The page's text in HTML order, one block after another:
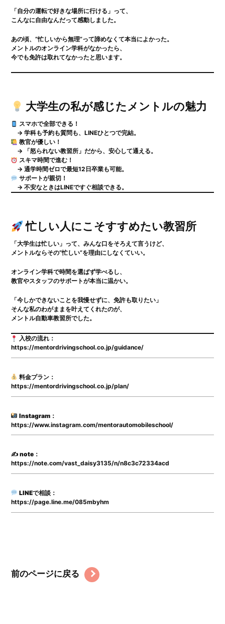
「自分の運転で好きな場所に行ける」って、
こんなに自由なんだって感動しました。
あの頃、“忙しいから無理”って諦めなくて本当によかった。
メントルのオンライン学科がなかったら、
今でも免許は取れてなかったと思います。
大学生の私が感じたメントルの魅力
スマホで全部できる！
→ 学科も予約も質問も、LINEひとつで完結。
教官が優しい！
→ 「怒られない教習所」だから、安心して通える。
スキマ時間で進む！
→ 通学時間ゼロで最短12日卒業も可能。
サポートが親切！
→ 不安なときはLINEですぐ相談できる。
忙しい人にこそすすめたい教習所
「大学生は忙しい」って、みんな口をそろえて言うけど、
メントルならその“忙しい”を理由にしなくていい。
オンライン学科で時間を選ばず学べるし、
教官やスタッフのサポートが本当に温かい。
「今しかできないことを我慢せずに、免許も取りたい」
そんな私のわがままを叶えてくれたのが、
メントル自動車教習所でした。
入校の流れ ：
https://mentordrivingschool.co.jp/guidance/
料金プラン ：
https://mentordrivingschool.co.jp/plan/
Instagram ：
https://www.instagram.com/mentorautomobileschool/
✍️ note：
https://note.com/vast_daisy3135/n/n8c3c72334acd
LINEで相談 ：
https://page.line.me/085mbyhm
前のページに戻る